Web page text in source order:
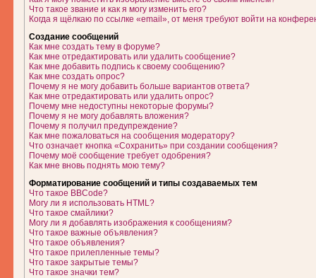
Что такое звание и как я могу изменить его?
Когда я щёлкаю по ссылке «email», от меня требуют войти на
Создание сообщений
Как мне создать тему в форуме?
Как мне отредактировать или удалить сообщение?
Как мне добавить подпись к своему сообщению?
Как мне создать опрос?
Почему я не могу добавить больше вариантов ответа?
Как мне отредактировать или удалить опрос?
Почему мне недоступны некоторые форумы?
Почему я не могу добавлять вложения?
Почему я получил предупреждение?
Как мне пожаловаться на сообщения модератору?
Что означает кнопка «Сохранить» при создании сообщения?
Почему моё сообщение требует одобрения?
Как мне вновь поднять мою тему?
Форматирование сообщений и типы создаваемых тем
Что такое BBCode?
Могу ли я использовать HTML?
Что такое смайлики?
Могу ли я добавлять изображения к сообщениям?
Что такое важные объявления?
Что такое объявления?
Что такое прилепленные темы?
Что такое закрытые темы?
Что такое значки тем?